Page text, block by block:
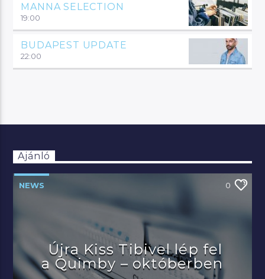
MANNA SELECTION
19:00
BUDAPEST UPDATE
22:00
Ajánló
NEWS 0
Újra Kiss Tibivel lép fel
a Quimby – októberben